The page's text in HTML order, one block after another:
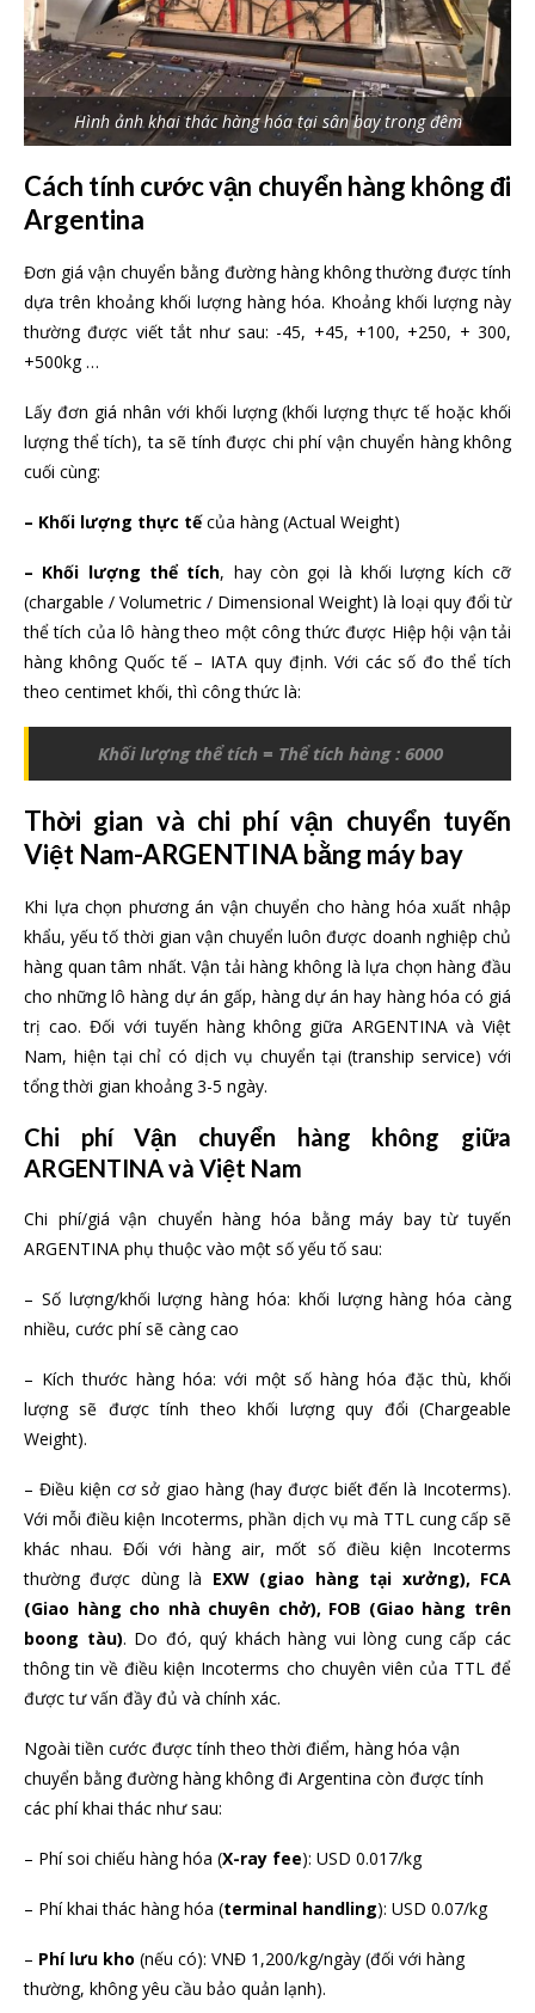
Hình ảnh khai thác hàng hóa tại sân bay trong đêm
Cách tính cước vận chuyển hàng không đi
Argentina
Đơn giá vận chuyển bằng đường hàng không thường được tính
dựa trên khoảng khối lượng hàng hóa. Khoảng khối lượng này
thường được viết tắt như sau: -45, +45, +100, +250, + 300,
+500kg …
Lấy đơn giá nhân với khối lượng (khối lượng thực tế hoặc khối
lượng thể tích), ta sẽ tính được chi phí vận chuyển hàng không
cuối cùng:
– Khối lượng thực tếcủa hàng (Actual Weight)
– Khối lượng thể tích, hay còn gọi là khối lượng kích cỡ
(chargable / Volumetric / Dimensional Weight) là loại quy đổi từ
thể tích của lô hàng theo một công thức được Hiệp hội vận tải
hàng không Quốc tế – IATA quy định. Với các số đo thể tích
theo centimet khối, thì công thức là:
Khối lượng thể tích = Thể tích hàng : 6000
Thời gian và chi phí vận chuyển tuyến
Việt Nam-ARGENTINA bằng máy bay
Khi lựa chọn phương án vận chuyển cho hàng hóa xuất nhập
khẩu, yếu tố thời gian vận chuyển luôn được doanh nghiệp chủ
hàng quan tâm nhất. Vận tải hàng không là lựa chọn hàng đầu
cho những lô hàng dự án gấp, hàng dự án hay hàng hóa có giá
trị cao. Đối với tuyến hàng không giữa ARGENTINA và Việt
Nam, hiện tại chỉ có dịch vụ chuyển tại (tranship service) với
tổng thời gian khoảng 3-5 ngày.
Chi phí Vận chuyển hàng không giữa
ARGENTINA và Việt Nam
Chi phí/giá vận chuyển hàng hóa bằng máy bay từ tuyến
ARGENTINA phụ thuộc vào một số yếu tố sau:
– Số lượng/khối lượng hàng hóa: khối lượng hàng hóa càng
nhiều, cước phí sẽ càng cao
– Kích thước hàng hóa: với một số hàng hóa đặc thù, khối
lượng sẽ được tính theo khối lượng quy đổi (Chargeable
Weight).
– Điều kiện cơ sở giao hàng (hay được biết đến là Incoterms).
Với mỗi điều kiện Incoterms, phần dịch vụ mà TTL cung cấp sẽ
khác nhau. Đối với hàng air, mốt số điều kiện Incoterms
thường được dùng là EXW (giao hàng tại xưởng), FCA
(Giao hàng cho nhà chuyên chở), FOB (Giao hàng trên
boong tàu). Do đó, quý khách hàng vui lòng cung cấp các
thông tin về điều kiện Incoterms cho chuyên viên của TTL để
được tư vấn đầy đủ và chính xác.
Ngoài tiền cước được tính theo thời điểm, hàng hóa vận
chuyển bằng đường hàng không đi Argentina còn được tính
các phí khai thác như sau:
– Phí soi chiếu hàng hóa (X-ray fee): USD 0.017/kg
– Phí khai thác hàng hóa (terminal handling): USD 0.07/kg
– Phí lưu kho (nếu có): VNĐ 1,200/kg/ngày (đối với hàng
thường, không yêu cầu bảo quản lạnh).